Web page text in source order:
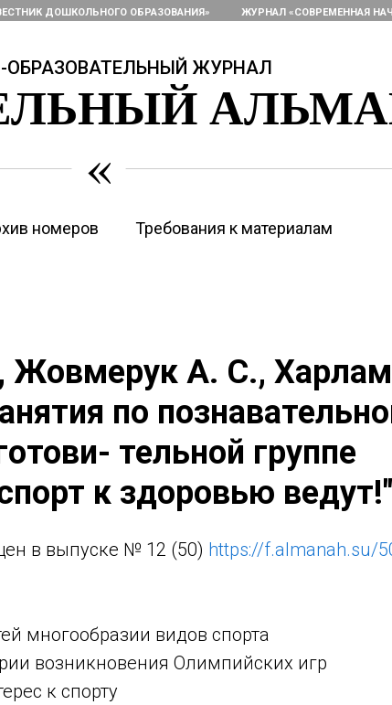
ДОШКОЛЬНОГО ОБРАЗОВАНИЯ» ЖУРНАЛ «СОВРЕМЕННАЯ
ОБРАЗОВАТЕЛЬНЫЙ ЖУРНАЛ
«
номеров Требования к материалам
Жовмерук А. С.,
по
тельной группе
к здоровью ведут!"
в выпуске № 12 (50) https://f.almanah.su/
многообразии видов спорта
возникновения Олимпийских игр
к спорту